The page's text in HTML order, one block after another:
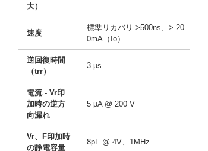
大）
速度
標準リカバリ >500ns、> 20
0mA（Io）
逆回復時間
（trr）
3 µs
電流 - Vr印
加時の逆方
向漏れ
5 µA @ 200 V
Vr、F印加時
の静電容量
8pF @ 4V、1MHz